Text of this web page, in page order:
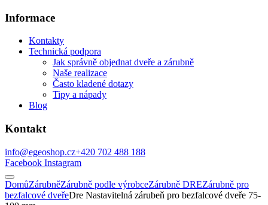
Informace
Kontakty
Technická podpora
Jak správně objednat dveře a zárubně
Naše realizace
Často kladené dotazy
Tipy a nápady
Blog
Kontakt
info@egeoshop.cz+420 702 488 188
Facebook Instagram
DomůZárubněZárubně podle výrobceZárubně DREZárubně pro
bezfalcové dveřeDre Nastavitelná zárubeň pro bezfalcové dveře 75-